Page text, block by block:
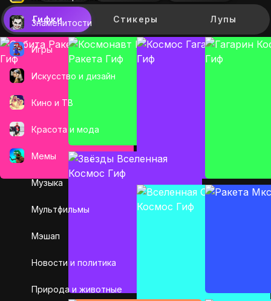
Знаменитости
Игры
Искусcтво и дизайн
Кино и ТВ
Красота и мода
Мемы
Музыка
Мультфильмы
Мэшап
Новости и политика
Природа и животные
Гифки Стикеры Лупы